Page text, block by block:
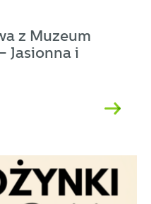
z Muzeum
Jasionna i